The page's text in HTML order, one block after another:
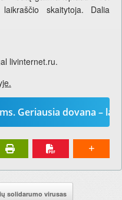
skaitytoja. Dalia
livinternet.ru.
dovana –
solidarumo virusas